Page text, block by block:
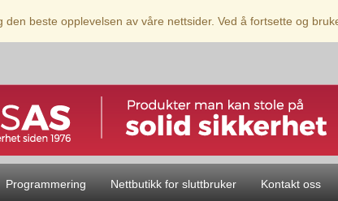
beste opplevelsen av våre nettsider. Ved å fortsette og
Programmering Nettbutikk for sluttbruker Kontakt oss